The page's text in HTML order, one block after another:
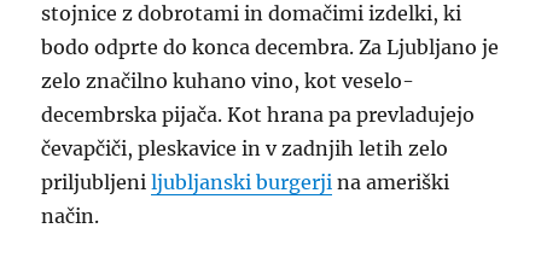
stojnice z dobrotami in domačimi izdelki, ki
bodo odprte do konca decembra. Za Ljubljano je
zelo značilno kuhano vino, kot veselo-
decembrska pijača. Kot hrana pa prevladujejo
čevapčiči, pleskavice in v zadnjih letih zelo
priljubljeniljubljanski burgerji na ameriški
način.